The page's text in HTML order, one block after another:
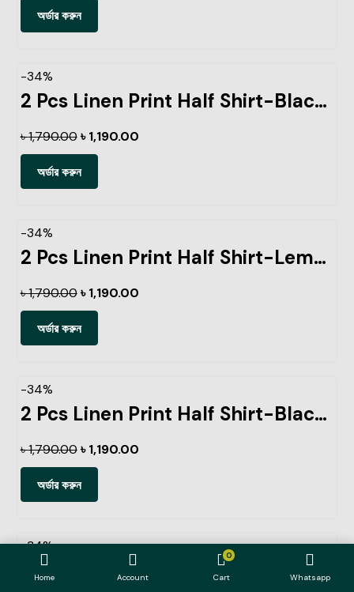
অর্ডার করুন
-34%
2 Pcs Linen Print Half Shirt-Black+Sky
৳1,790.00 ৳1,190.00
অর্ডার করুন
-34%
2 Pcs Linen Print Half Shirt-Lemon+Kathal
৳1,790.00 ৳1,190.00
অর্ডার করুন
-34%
2 Pcs Linen Print Half Shirt-Black+Petrol
৳1,790.00 ৳1,190.00
অর্ডার করুন
-34%
2 Pcs Linen Print Half Shirt-Lemon+Ash
Home Account
0
Cart Whatsapp